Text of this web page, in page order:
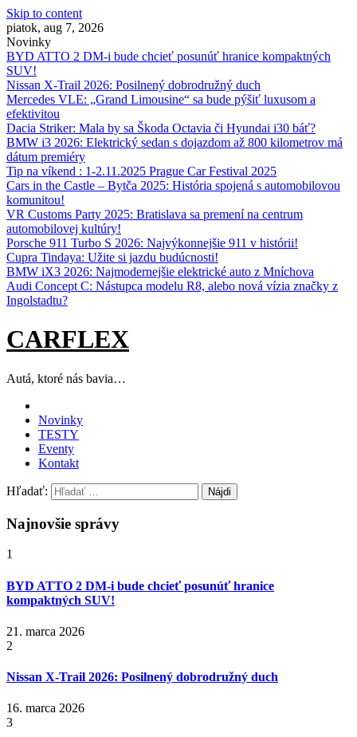
Skip to content
piatok, aug 7, 2026
Novinky
BYD ATTO 2 DM-i bude chcieť posunúť hranice kompaktných
SUV!
Nissan X‑Trail 2026: Posilnený dobrodružný duch
Mercedes VLE: „Grand Limousine“ sa bude pýšiť luxusom a
efektivitou
Dacia Striker: Mala by sa Škoda Octavia či Hyundai i30 báť?
BMW i3 2026: Elektrický sedan s dojazdom až 800 kilometrov má
dátum premiéry
Tip na víkend : 1-2.11.2025 Prague Car Festival 2025
Cars in the Castle – Bytča 2025: História spojená s automobilovou
komunitou!
VR Customs Party 2025: Bratislava sa premení na centrum
automobilovej kultúry!
Porsche 911 Turbo S 2026: Najvýkonnejšie 911 v histórii!
Cupra Tindaya: Užite si jazdu budúcnosti!
BMW iX3 2026: Najmodernejšie elektrické auto z Mníchova
Audi Concept C: Nástupca modelu R8, alebo nová vízia značky z
Ingolstadtu?
CARFLEX
Autá, ktoré nás bavia…
Novinky
TESTY
Eventy
Kontakt
Hľadať:
Najnovšie správy
1
BYD ATTO 2 DM-i bude chcieť posunúť hranice
kompaktných SUV!
21. marca 2026
2
Nissan X‑Trail 2026: Posilnený dobrodružný duch
16. marca 2026
3